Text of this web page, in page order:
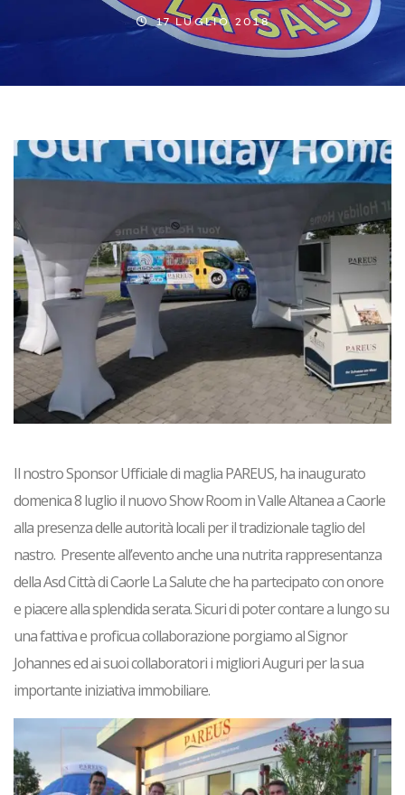
17 LUGLIO 2018
Il nostro Sponsor Ufficiale di maglia PAREUS, ha inaugurato
domenica 8 luglio il nuovo Show Room in Valle Altanea a Caorle
alla presenza delle autorità locali per il tradizionale taglio del
nastro. Presente all’evento anche una nutrita rappresentanza
della Asd Città di Caorle La Salute che ha partecipato con onore
e piacere alla splendida serata. Sicuri di poter contare a lungo su
una fattiva e proficua collaborazione porgiamo al Signor
Johannes ed ai suoi collaboratori i migliori Auguri per la sua
importante iniziativa immobiliare.